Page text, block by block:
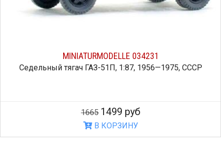
MINIATURMODELLE 034231
Седельный тягач ГАЗ-51П, 1:87, 1956—1975, СССР
1665 1499 руб
В КОРЗИНУ